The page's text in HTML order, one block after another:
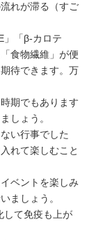
れが滞る（すご
」「β-カロテ
食物繊維」が便
待できます。万
期でもあります
しょう。
い行事でした
れて楽しむこと
ベントを楽しみ
ましょう。
して免疫も上が